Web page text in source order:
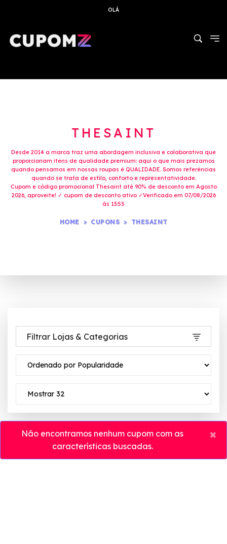
OLÁ
THESAINT
Desde 2014 a marca traz uma abordagem inclusiva e colaborativa que
proporcionam itens de qualidade premium: aqui o que mais prezamos
quando pensamos em nossas roupas é QUALIDADE. Somos referências
quando se trata de estilo, conforto e representatividade.
Cupom e código promocional Thesaint até 90% de desconto em Agosto
2026, aproveite! ✓ cupom de desconto ativo ✓Verificado em 07/08/2026
às 13:55
HOME CUPONS THESAINT
Filtrar Lojas & Categorias
Não encontramos nenhum cupom com as
características buscadas.
×